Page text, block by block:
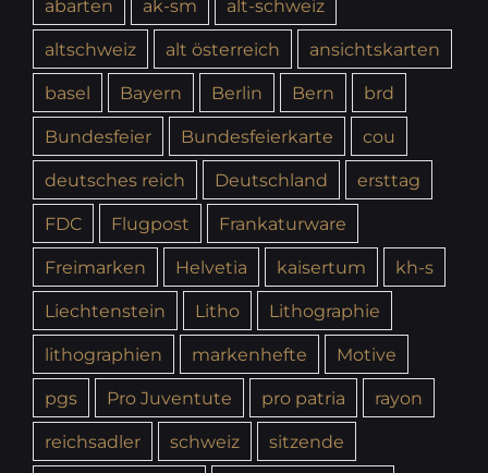
abarten ak-sm
alt-schweiz
altschweiz
alt österreich
ansichtskarten
basel
Bayern Berlin Bern
brd
Bundesfeier
Bundesfeierkarte
cou
deutsches reich
Deutschland
ersttag
FDC
Flugpost
Frankaturware
Freimarken
Helvetia kaisertum
kh-s
Liechtenstein
Litho
Lithographie
lithographien
markenhefte
Motive
pgs
Pro Juventute pro patria
rayon
reichsadler
schweiz
sitzende